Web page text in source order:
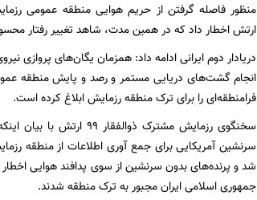
ارتش اخطار داد که در همین مدت، شاهد تغییر رفتار
انجام گشت‌های دریایی مستمر و رصد و پایش منطقه
فرامنطقه‌ای را برای ترک منطقه رزمایش ابلاغ کرده است.
سخنگوی رزمایش مشترک
سرنشین آمریکایی برای جمع آوری اطلاعات از منطقه
شد و پرنده‌های بدون سرنشین از سوی پدافند هوایی
جمهوری اسلامی ایران مجبور به ترک منطقه شدند.